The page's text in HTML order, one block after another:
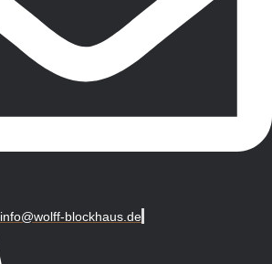
info@wolff-blockhaus.de